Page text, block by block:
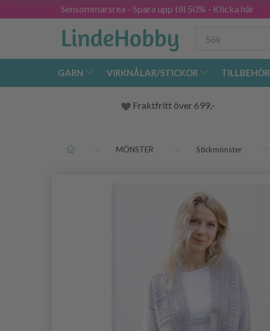
Sensommarsrea - Spara upp till 50% - Klicka här
GARN VIRKNÅLAR/STICKOR TILLBEHÖR
Fraktfritt över 699,-
MÖNSTER Stickmönster